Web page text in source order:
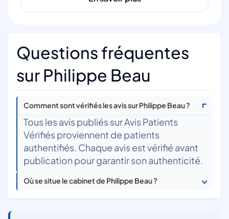
Questions fréquentes
sur Philippe Beau
Comment sont vérifiés les avis sur Philippe Beau ?
Tous les avis publiés sur Avis Patients
Vérifiés proviennent de patients
authentifiés. Chaque avis est vérifié avant
publication pour garantir son authenticité.
Où se situe le cabinet de Philippe Beau ?